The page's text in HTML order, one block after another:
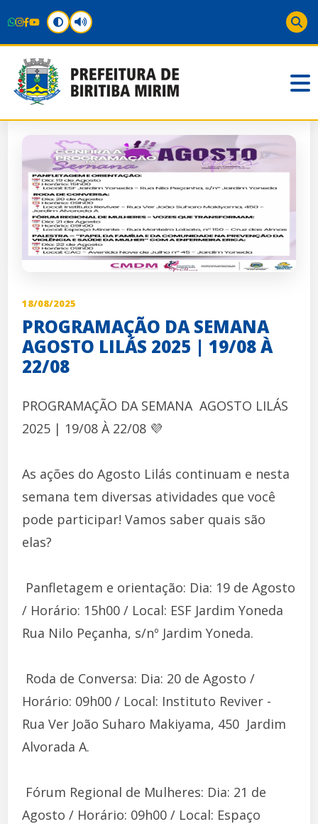
18/08/2025
PROGRAMAÇÃO DA SEMANA 
AGOSTO LILÁS 2025 | 19/08 À
22/08
PROGRAMAÇÃO DA SEMANA  AGOSTO LILÁS
2025 | 19/08 À 22/08 💜
As ações do Agosto Lilás continuam e nesta
semana tem diversas atividades que você
pode participar! Vamos saber quais são
elas?
 Panfletagem e orientação: Dia: 19 de Agosto
/ Horário: 15h00 / Local: ESF Jardim Yoneda 
Rua Nilo Peçanha, s/nº Jardim Yoneda.
 Roda de Conversa: Dia: 20 de Agosto /
Horário: 09h00 / Local: Instituto Reviver -
Rua Ver João Suharo Makiyama, 450  Jardim
Alvorada A.
 Fórum Regional de Mulheres: Dia: 21 de
Agosto / Horário: 09h00 / Local: Espaço